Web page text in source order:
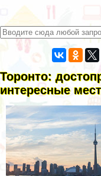
Торонто:
интересные